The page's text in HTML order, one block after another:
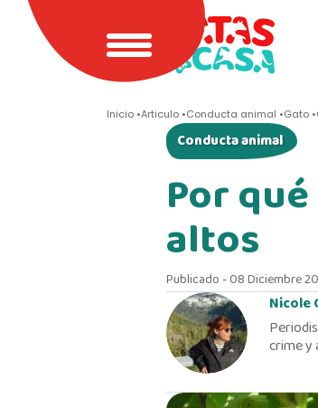
Inicio Articulo Conducta animal Gato
Conducta animal
Por
altos
Publicado - 08 Diciembre
Nicole
crime y